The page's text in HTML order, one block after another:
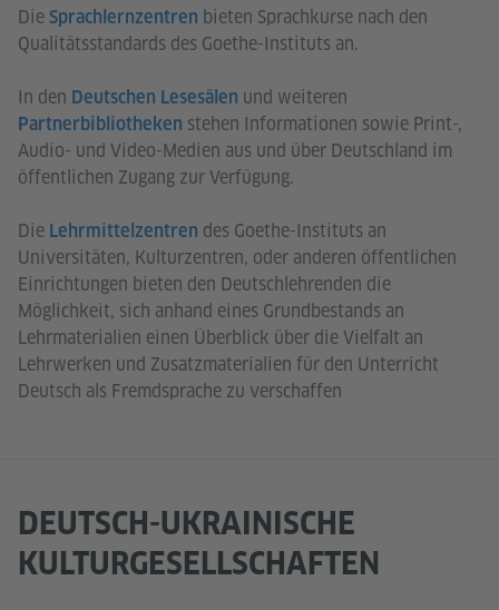
Die Sprachlernzentren bieten Sprachkurse nach den
Qualitätsstandards des Goethe-Instituts an.
In den Deutschen Lesesälen und weiteren
Partnerbibliotheken stehen Informationen sowie Print-,
Audio- und Video-Medien aus und über Deutschland im
öffentlichen Zugang zur Verfügung.
Die Lehrmittelzentren des Goethe-Instituts an
Universitäten, Kulturzentren, oder anderen öffentlichen
Einrichtungen bieten den Deutschlehrenden die
Möglichkeit, sich anhand eines Grundbestands an
Lehrmaterialien einen Überblick über die Vielfalt an
Lehrwerken und Zusatzmaterialien für den Unterricht
Deutsch als Fremdsprache zu verschaffen
DEUTSCH-UKRAINISCHE
KULTURGESELLSCHAFTEN